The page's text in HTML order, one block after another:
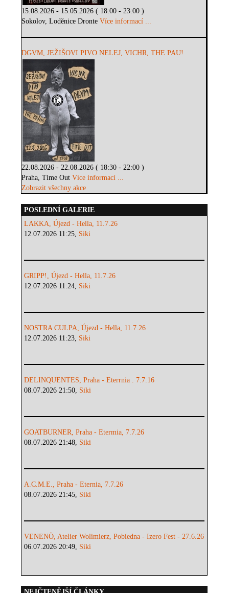
15.08.2026 - 15.05.2026 ( 18:00 - 23:00 )
Sokolov, Loděnice DronteVíce informací ...
DGVM, JEŽIŠOVI PIVO NELEJ, VICHR, THE PAU!
22.08.2026 - 22.08.2026 ( 18:30 - 22:00 )
Praha, Time OutVíce informací ...
Zobrazit všechny akce
POSLEDNÍ GALERIE
LAKKA, Újezd - Hella, 11.7.26
12.07.2026 11:25, Siki
GRIPP!, Újezd - Hella, 11.7.26
12.07.2026 11:24, Siki
NOSTRA CULPA, Újezd - Hella, 11.7.26
12.07.2026 11:23, Siki
DELINQUENTES, Praha - Eterrnia . 7.7.16
08.07.2026 21:50, Siki
GOATBURNER, Praha - Etermia, 7.7.26
08.07.2026 21:48, Siki
A.C.M.E., Praha - Eternia, 7.7.26
08.07.2026 21:45, Siki
VENENÖ, Atelier Wolimierz, Pobiedna - Izero Fest - 27.6.26
06.07.2026 20:49, Siki